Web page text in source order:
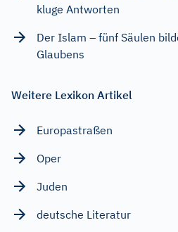
kluge Antworten
Der Islam – fünf Säulen
Glaubens
Weitere Lexikon Artikel
Europastraßen
Oper
Juden
deutsche Literatur